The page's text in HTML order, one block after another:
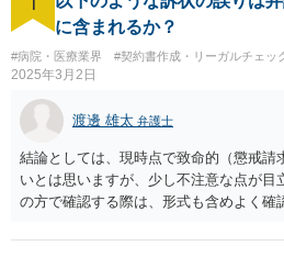
に含まれるか？
#病院・医療業界 #契約書作成・リーガルチェッ
2025年3月2日
渡邊 雄太 弁護士
結論としては、現時点で致命的（懲戒請
いとは思いますが、少し不注意な点が目
の方で確認する際は、形式も含めよく確
正 →のぞましくはないですが、時たま